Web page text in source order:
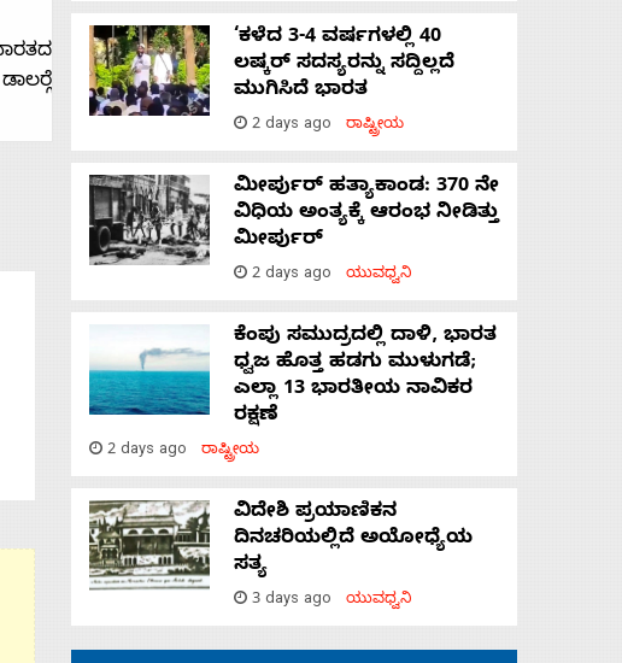
‘ಕಳೆದ 3-4 ವರ್ಷಗಳಲ್ಲಿ 40
ಲಷ್ಕರ್ ಸದಸ್ಯರನ್ನು ಸದ್ದಿಲ್ಲದೆ
ಮುಗಿಸಿದೆ ಭಾರತ
2 days ago ರಾಷ್ಟ್ರೀಯ
ಮೀರ್ಪುರ್ ಹತ್ಯಾಕಾಂಡ: 370 ನೇ
ವಿಧಿಯ ಅಂತ್ಯಕ್ಕೆ ಆರಂಭ ನೀಡಿತ್ತು
ಮೀರ್ಪುರ್
2 days ago ಯುವಧ್ವನಿ
ಕೆಂಪು ಸಮುದ್ರದಲ್ಲಿ ದಾಳಿ, ಭಾರತ
ಧ್ವಜ ಹೊತ್ತ ಹಡಗು ಮುಳುಗಡೆ;
ಎಲ್ಲಾ 13 ಭಾರತೀಯ ನಾವಿಕರ
ರಕ್ಷಣೆ
2 days ago ರಾಷ್ಟ್ರೀಯ
ವಿದೇಶಿ ಪ್ರಯಾಣಿಕನ
ದಿನಚರಿಯಲ್ಲಿದೆ ಅಯೋಧ್ಯೆಯ
ಸತ್ಯ
3 days ago ಯುವಧ್ವನಿ